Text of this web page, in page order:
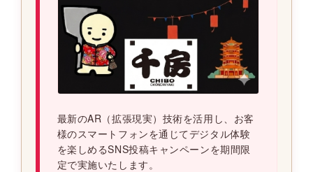
最新のAR（拡張現実）技術を活用し、お客
様のスマートフォンを通じてデジタル体験
を楽しめるSNS投稿キャンペーンを期間限
定で実施いたします。